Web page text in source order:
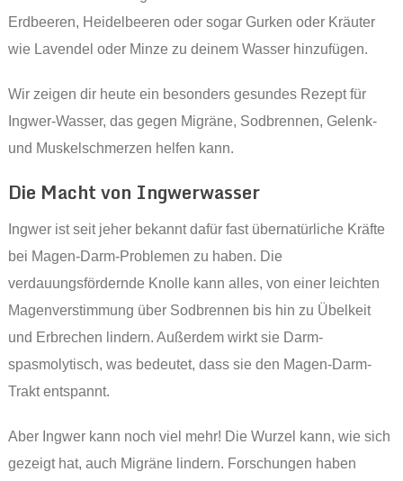
Erdbeeren, Heidelbeeren oder sogar Gurken oder Kräuter
wie Lavendel oder Minze zu deinem Wasser hinzufügen.
Wir zeigen dir heute ein besonders gesundes Rezept für
Ingwer-Wasser, das gegen Migräne, Sodbrennen, Gelenk-
und Muskelschmerzen helfen kann.
Die Macht von Ingwerwasser
Ingwer ist seit jeher bekannt dafür fast übernatürliche Kräfte
bei Magen-Darm-Problemen zu haben. Die
verdauungsfördernde Knolle kann alles, von einer leichten
Magenverstimmung über Sodbrennen bis hin zu Übelkeit
und Erbrechen lindern. Außerdem wirkt sie Darm-
spasmolytisch, was bedeutet, dass sie den Magen-Darm-
Trakt entspannt.
Aber Ingwer kann noch viel mehr! Die Wurzel kann, wie sich
gezeigt hat, auch Migräne lindern. Forschungen haben